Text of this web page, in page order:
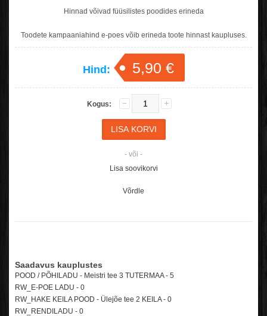
Hinnad võivad füüsilistes poodides erineda
Toodete kampaaniahind e-poes võib erineda toote hinnast kaupluses.
Hind: 5,90 €
Kogus:
- või -
Lisa soovikorvi
Võrdle
Saadavus kauplustes
POOD / PÕHILADU - Meistri tee 3 TUTERMAA - 5
RW_E-POE LADU - 0
RW_HAKE KEILA POOD - Ülejõe tee 2 KEILA - 0
RW_RENDILADU - 0